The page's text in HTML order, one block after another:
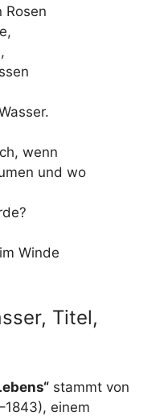
Rosen
wenn
und wo
Winde
Titel,
stammt von
einem